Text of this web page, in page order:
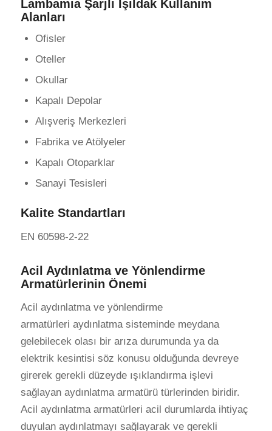
Lambamia Şarjlı Işıldak Kullanım
Alanları
Ofisler
Oteller
Okullar
Kapalı Depolar
Alışveriş Merkezleri
Fabrika ve Atölyeler
Kapalı Otoparklar
Sanayi Tesisleri
Kalite Standartları
EN 60598-2-22
Acil Aydınlatma ve Yönlendirme
Armatürlerinin Önemi
Acil aydınlatma ve yönlendirme
armatürleri aydınlatma sisteminde meydana
gelebilecek olası bir arıza durumunda ya da
elektrik kesintisi söz konusu olduğunda devreye
girerek gerekli düzeyde ışıklandırma işlevi
sağlayan aydınlatma armatürü türlerinden biridir.
Acil aydınlatma armatürleri acil durumlarda ihtiyaç
duyulan aydınlatmayı sağlayarak ve gerekli